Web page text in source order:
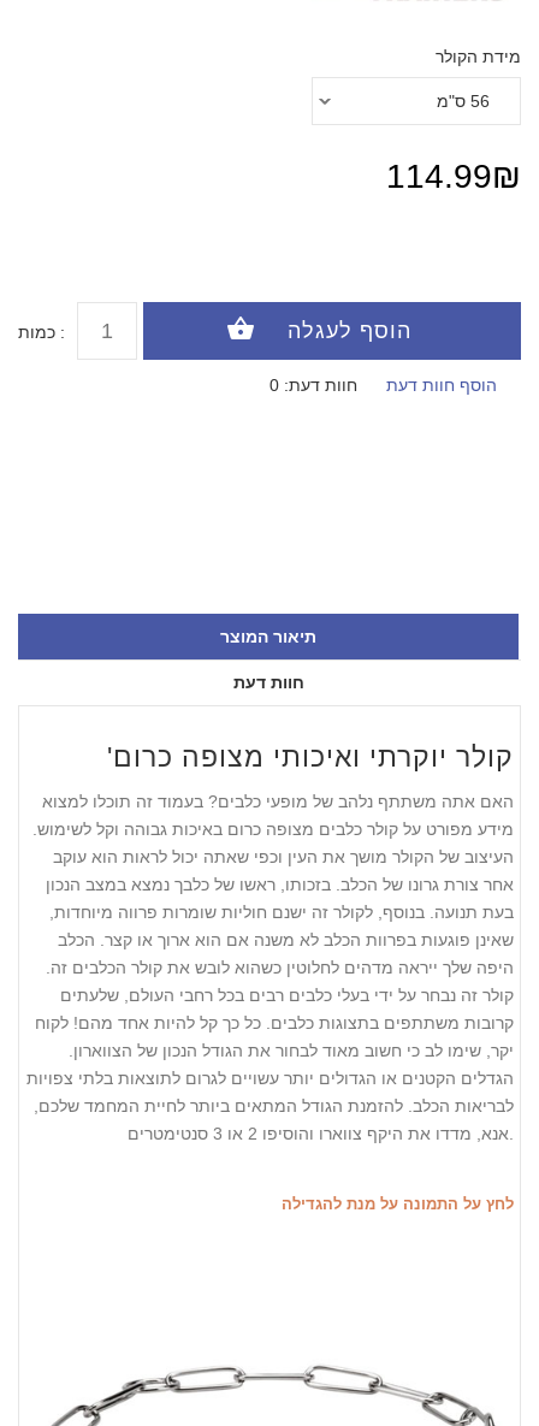
מידת הקולר
114.99₪
כמות :
חוות דעת: 0 הוסף חוות דעת
תיאור המוצר
חוות דעת
'קולר יוקרתי ואיכותי מצופה כרום
האם אתה משתתף נלהב של מופעי כלבים? בעמוד זה תוכלו למצוא
מידע מפורט על קולר כלבים מצופה כרום באיכות גבוהה וקל לשימוש.
העיצוב של הקולר מושך את העין וכפי שאתה יכול לראות הוא עוקב
אחר צורת גרונו של הכלב. בזכותו, ראשו של כלבך נמצא במצב הנכון
בעת ​​תנועה. בנוסף, לקולר זה ישנם חוליות שומרות פרווה מיוחדות,
שאינן פוגעות בפרוות הכלב לא משנה אם הוא ארוך או קצר. הכלב
היפה שלך ייראה מדהים לחלוטין כשהוא לובש את קולר הכלבים זה.
קולר זה נבחר על ידי בעלי כלבים רבים בכל רחבי העולם, שלעתים
קרובות משתתפים בתצוגות כלבים. כל כך קל להיות אחד מהם! לקוח
יקר, שימו לב כי חשוב מאוד לבחור את הגודל הנכון של הצווארון.
הגדלים הקטנים או הגדולים יותר עשויים לגרום לתוצאות בלתי צפויות
לבריאות הכלב. להזמנת הגודל המתאים ביותר לחיית המחמד שלכם,
לחץ על התמונה על מנת להגדילה